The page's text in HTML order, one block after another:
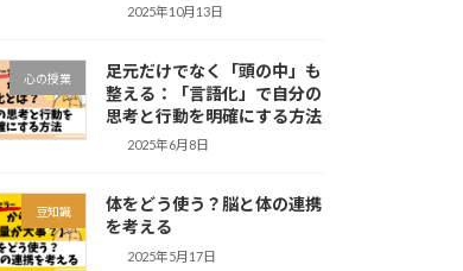
2025年10月13日
心の授業
足元だけでなく「頭の中」も
整える：「言語化」で自分の
思考と行動を明確にする方法
2025年6月8日
豆知識
体をどう使う？脳と体の連携
を考える
2025年5月17日